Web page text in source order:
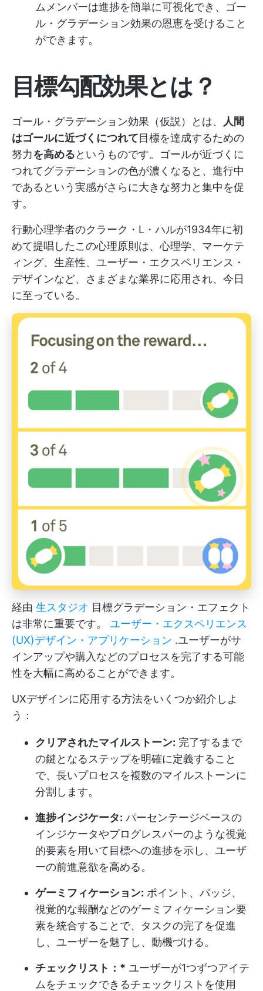
ムメンバーは進捗を簡単に可視化でき、ゴー
ル・グラデーション効果の恩恵を受けること
ができます。
目標勾配効果とは？
ゴール・グラデーション効果（仮説）とは、
人間
はゴールに近づくにつれて目標を達成するための
努力を高めるというものです。ゴールが近づくに
つれてグラデーションの色が濃くなると、進行中
であるという実感がさらに大きな努力と集中を促
す。
行動心理学者のクラーク・L・ハルが1934年に初
めて提唱したこの心理原則は、心理学、マーケテ
ィング、生産性、ユーザー・エクスペリエンス・
デザインなど、さまざまな業界に応用され、今日
に至っている。
経由 生スタジオ 目標グラデーション・エフェクト
は非常に重要です。 ユーザー・エクスペリエンス
(UX)デザイン・アプリケーション .ユーザーがサ
インアップや購入などのプロセスを完了する可能
性を大幅に高めることができます。
UXデザインに応用する方法をいくつか紹介しよ
う：
クリアされたマイルストーン: 完了するまで
の鍵となるステップを明確に定義すること
で、長いプロセスを複数のマイルストーンに
分割します。
進捗インジケータ: パーセンテージベースの
インジケータやプログレスバーのような視覚
的要素を用いて目標への進捗を示し、ユーザ
ーの前進意欲を高める。
ゲーミフィケーション: ポイント、バッジ、
視覚的な報酬などのゲーミフィケーション要
素を統合することで、タスクの完了を促進
し、ユーザーを魅了し、動機づける。
チェックリスト：* ユーザーが1つずつアイテ
ムをチェックできるチェックリストを使用